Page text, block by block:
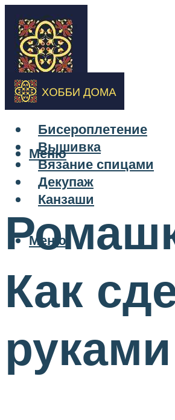
Бисероплетение
Вышивка
Вязание спицами
Декупаж
Канзаши
Меню
Меню
Как
руками